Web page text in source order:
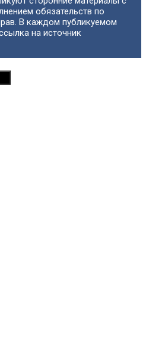
обязательств по
В каждом публикуемом
на источник